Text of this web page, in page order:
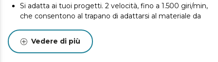
Si adatta ai tuoi progetti. 2 velocità, fino a 1.500 giri/min,
che consentono al trapano di adattarsi al materiale da
Fora materiali morbidi o duri. 25+1 impostazioni di
coppia.
Vedere di più